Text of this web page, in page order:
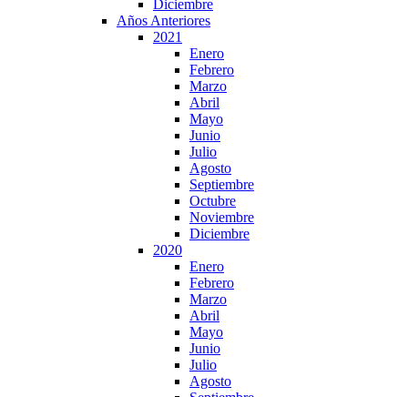
Diciembre
Años Anteriores
2021
Enero
Febrero
Marzo
Abril
Mayo
Junio
Julio
Agosto
Septiembre
Octubre
Noviembre
Diciembre
2020
Enero
Febrero
Marzo
Abril
Mayo
Junio
Julio
Agosto